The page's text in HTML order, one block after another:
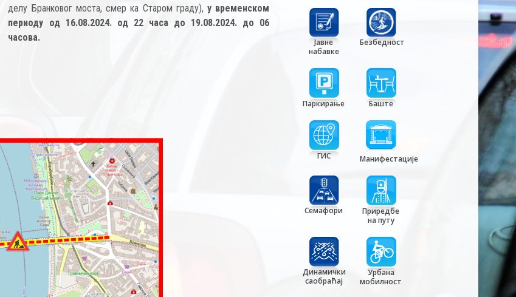
делу Бранковог моста, смер ка Старом граду),у временском
периоду од 16.08.2024. од 22 часа до 19.08.2024. до 06
часова.
Јавне
набавке
Безбедност
Паркирање Баште
ГИС Манифестације
Семафори
Приредбе
на путу
Динамички
саобраћај
Урбана
мобилност